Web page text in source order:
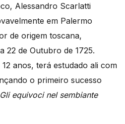
Alessandro Scarlatti
em Palermo
de origem toscana,
22 de Outubro de 1725.
anos, terá estudado ali com
o primeiro sucesso
Gli equivoci nel sembiante